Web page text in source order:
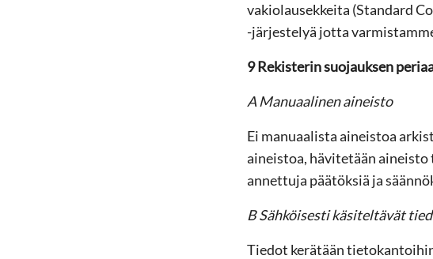
vakiolausekkeita (Standard
-järjestelyä jotta
9 Rekisterin suojauksen
A Manuaalinen aineisto
Ei manuaalista aineistoa
aineistoa, hävitetään
annettuja päätöksiä ja
B Sähköisesti käsiteltävät
Tiedot kerätään